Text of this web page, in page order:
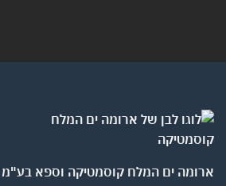
ים המלח קוסמטיקה וספא בע"מ